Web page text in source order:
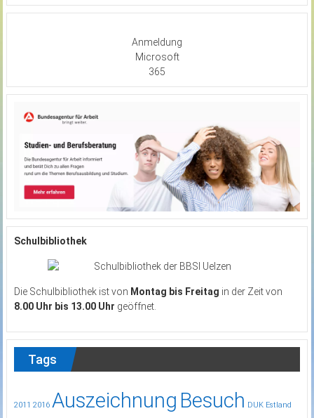
Anmeldung
Microsoft
365
Schulbibliothek
Die Schulbibliothek ist von Montag bis Freitag in der Zeit von
8.00 Uhr bis 13.00 Uhr geöffnet.
Tags
2011 2016 Auszeichnung Besuch DUK Estland